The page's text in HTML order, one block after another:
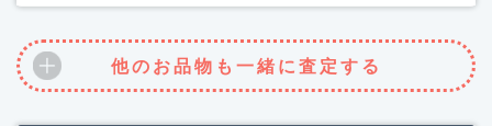
他のお品物も一緒に査定する